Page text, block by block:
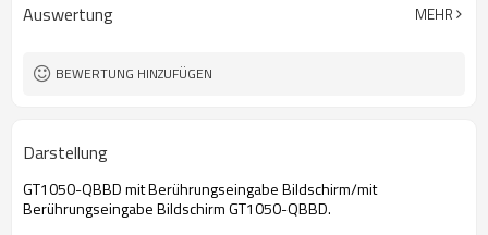
Auswertung MEHR
BEWERTUNG HINZUFÜGEN
Darstellung
GT1050-QBBD mit Berührungseingabe Bildschirm/mit
Berührungseingabe Bildschirm GT1050-QBBD.